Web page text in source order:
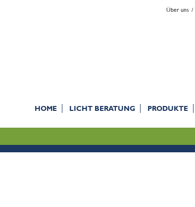
Über uns
HOME LICHT BERATUNG PRODUKTE